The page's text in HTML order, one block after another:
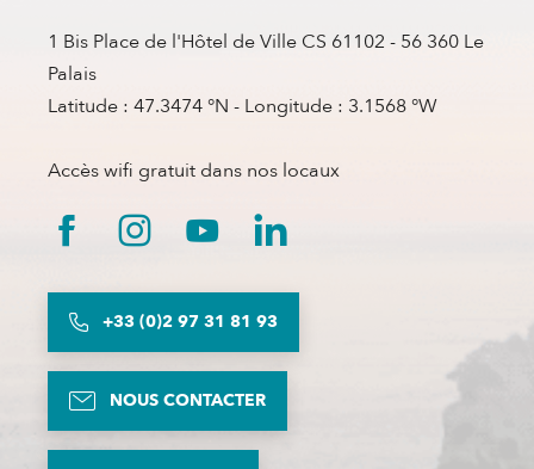
1 Bis Place de l'Hôtel de Ville CS 61102 - 56 360 Le
Palais
Latitude : 47.3474 °N - Longitude : 3.1568 °W
Accès wifi gratuit dans nos locaux
+33 (0)2 97 31 81 93
NOUS CONTACTER